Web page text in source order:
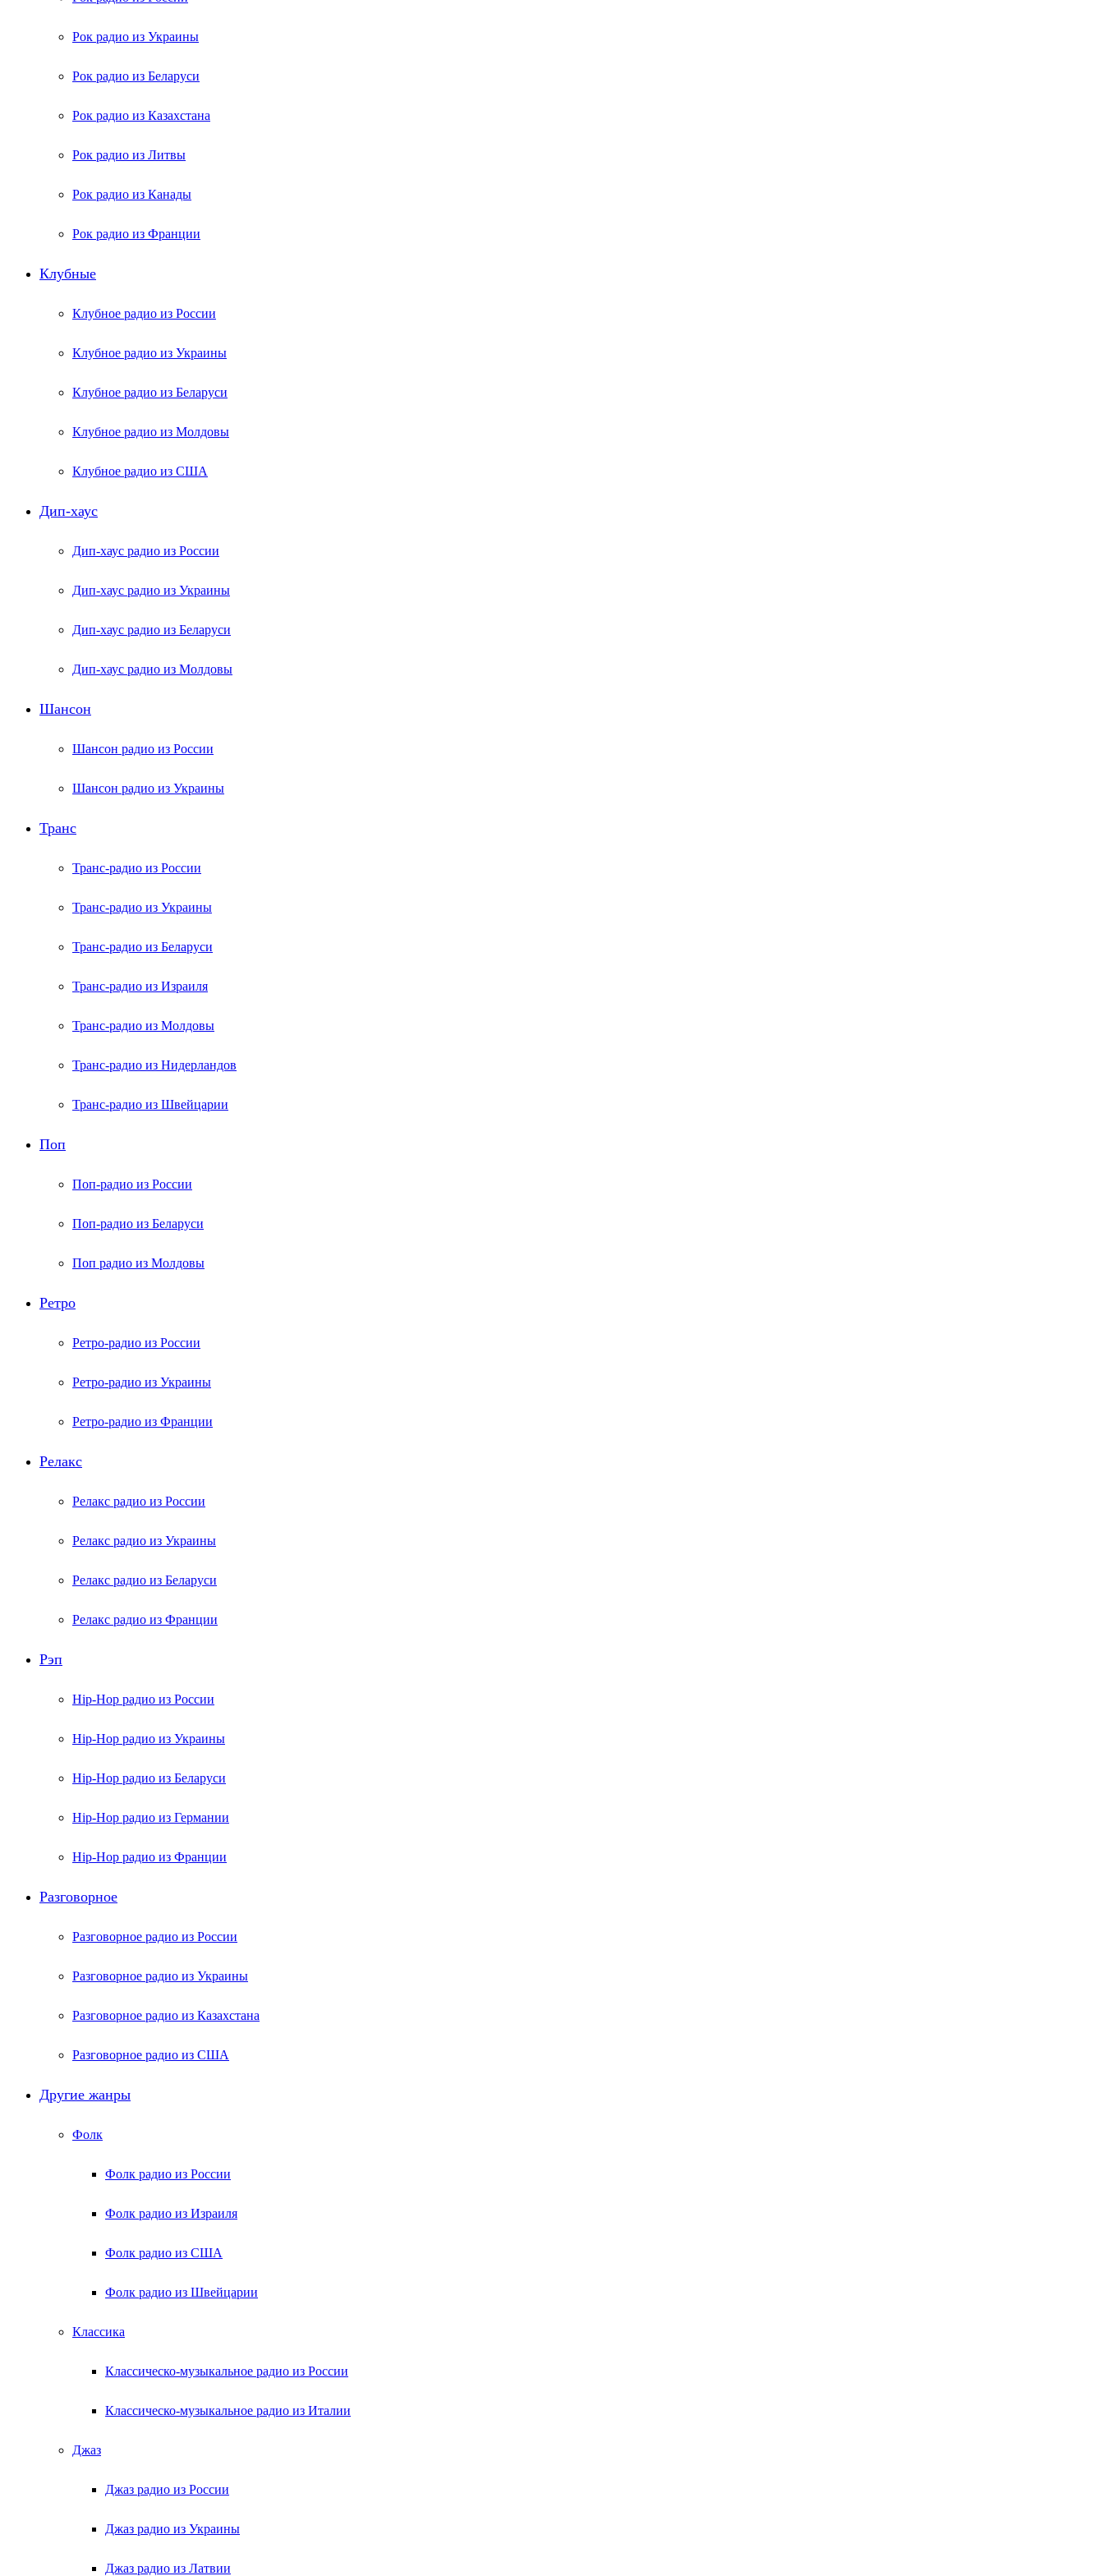
Рок радио из Украины
Рок радио из Беларуси
Рок радио из Казахстана
Рок радио из Литвы
Рок радио из Канады
Рок радио из Франции
Клубные
Клубное радио из России
Клубное радио из Украины
Клубное радио из Беларуси
Клубное радио из Молдовы
Клубное радио из США
Дип-хаус
Дип-хаус радио из России
Дип-хаус радио из Украины
Дип-хаус радио из Беларуси
Дип-хаус радио из Молдовы
Шансон
Шансон радио из России
Шансон радио из Украины
Транс
Транс-радио из России
Транс-радио из Украины
Транс-радио из Беларуси
Транс-радио из Израиля
Транс-радио из Молдовы
Транс-радио из Нидерландов
Транс-радио из Швейцарии
Поп
Поп-радио из России
Поп-радио из Беларуси
Поп радио из Молдовы
Ретро
Ретро-радио из России
Ретро-радио из Украины
Ретро-радио из Франции
Релакс
Релакс радио из России
Релакс радио из Украины
Релакс радио из Беларуси
Релакс радио из Франции
Рэп
Hip-Hop радио из России
Hip-Hop радио из Украины
Hip-Hop радио из Беларуси
Hip-Hop радио из Германии
Hip-Hop радио из Франции
Разговорное
Разговорное радио из России
Разговорное радио из Украины
Разговорное радио из Казахстана
Разговорное радио из США
Другие жанры
Фолк
Фолк радио из России
Фолк радио из Израиля
Фолк радио из США
Фолк радио из Швейцарии
Классика
Классическо-музыкальное радио из России
Классическо-музыкальное радио из Италии
Джаз
Джаз радио из России
Джаз радио из Украины
Джаз радио из Латвии